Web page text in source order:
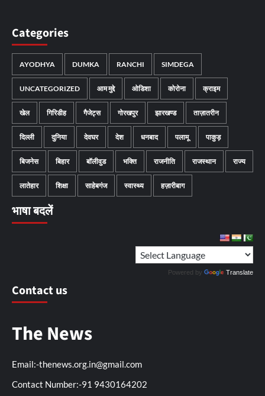
Categories
AYODHYA DUMKA RANCHI SIMDEGA
UNCATEGORIZED आम मुद्दे ओडिशा कोरोना क्राइम
खेल गिरिडीह गैजेट्स गोरखपुर झारखण्ड ताज़ातरीन
दिल्ली दुनिया देवघर देश धनबाद पलामू पाकुड़
बिजनेस बिहार बॉलीवुड भक्ति राजनीति राजस्थान राज्य
लातेहार शिक्षा साहेबगंज स्वास्थ्य हज़ारीबाग
भाषा बदलें
Powered by Translate
Contact us
The News
Email:-thenews.org.in@gmail.com
Contact Number:-91 9430164202